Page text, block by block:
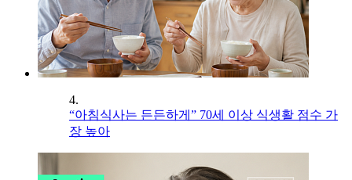
4.
“아침식사는 든든하게” 70세 이상 식생활 점수 가
장 높아